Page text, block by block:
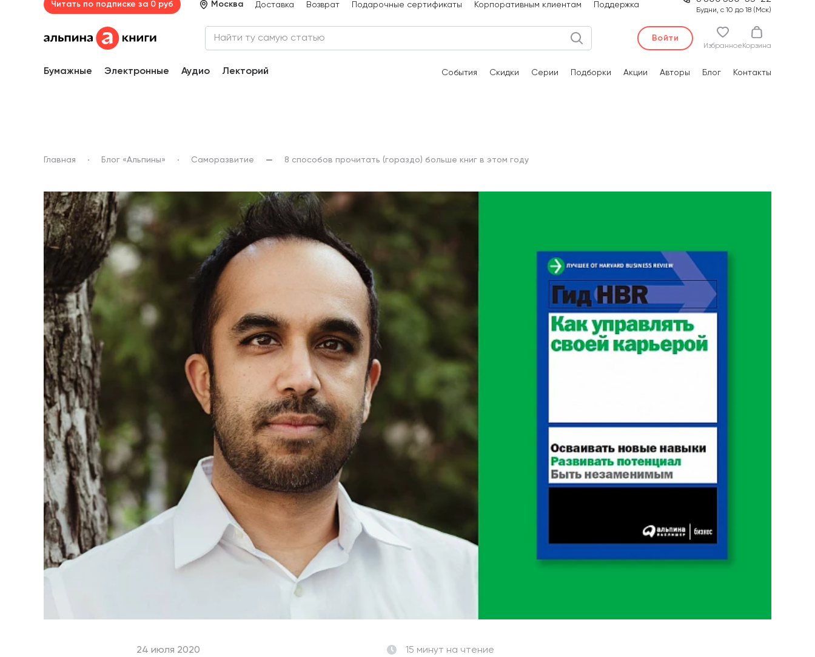
Читать по подписке за 0 руб Москва Доставка Возврат Подарочные сертификаты Корпоративным клиентам Поддержка
Будни, с 10 до 18 (Мск)
Войти
Избранное Корзина
Бумажные Электронные Аудио Лекторий События Скидки Серии Подборки Акции Авторы Блог Контакты
Главная Блог «Альпины» Саморазвитие 8 способов прочитать (гораздо) больше книг в этом году
24 июля 2020 15 минут на чтение